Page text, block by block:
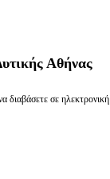
Αθήνας
διαβάσετε σε ηλεκτρονική